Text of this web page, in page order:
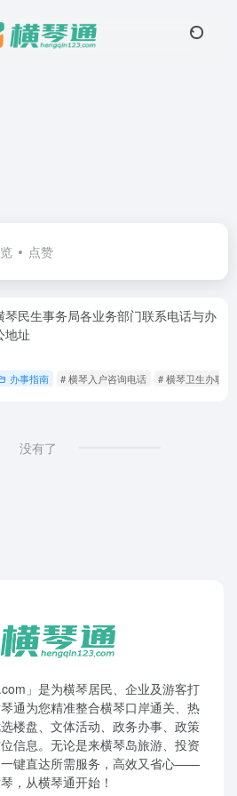
点赞
琴民生事务局各业务部门联系电话与办
地址
办事指南 # 横琴入户咨询电话 # 横琴卫生办联系
没有了
」是为横琴居民、企业及游客打
通为您精准整合横琴口岸通关、热
楼盘、文体活动、政务办事、政策
信息。无论是来横琴岛旅游、投资
键直达所需服务，高效又省心——
，从横琴通开始！